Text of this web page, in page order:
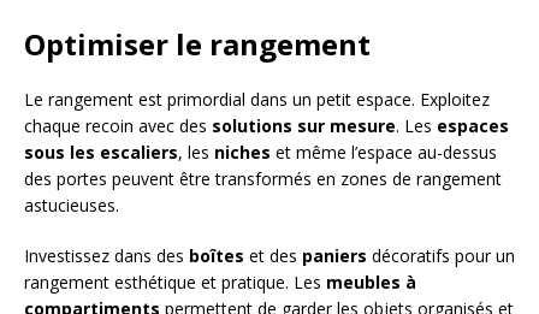
Optimiser le rangement
Le rangement est primordial dans un petit espace. Exploitez
chaque recoin avec des solutions sur mesure. Les espaces
sous les escaliers, les niches et même l’espace au-dessus
des portes peuvent être transformés en zones de rangement
astucieuses.
Investissez dans des boîtes et des paniers décoratifs pour un
rangement esthétique et pratique. Les meubles à
compartiments permettent de garder les objets organisés et